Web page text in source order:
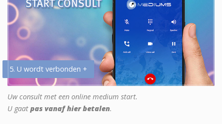
5. U wordt verbonden +
Uw consult met een online medium start.
U gaat pas vanaf hier betalen.